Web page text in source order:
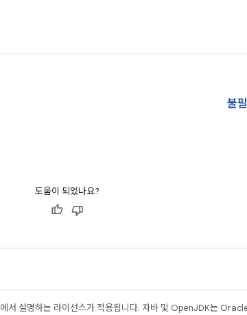
불
도움이 되었나요?
에서 설명하는 라이선스가 적용됩니다. 자바 및 OpenJDK는